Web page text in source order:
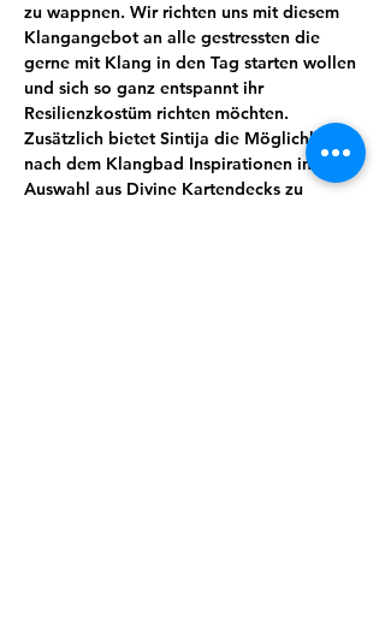
zu wappnen. Wir richten uns mit diesem
Klangangebot an alle gestressten die
gerne mit Klang in den Tag starten wollen
und sich so ganz entspannt ihr
Resilienzkostüm richten möchten.
Zusätzlich bietet Sintija die Möglichkeit
nach dem Klangbad Inspirationen in ihrer
Auswahl aus Divine Kartendecks zu